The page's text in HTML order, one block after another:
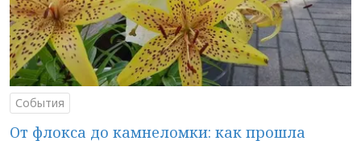
События
От флокса до камнеломки: как прошла